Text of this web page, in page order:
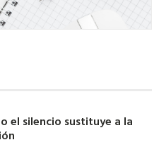
el silencio sustituye a la